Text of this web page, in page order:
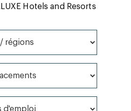
Hotels and Resorts